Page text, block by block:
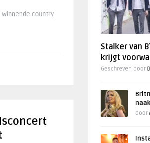
winnende country
Stalker van
krijgt
Geschreven door
door